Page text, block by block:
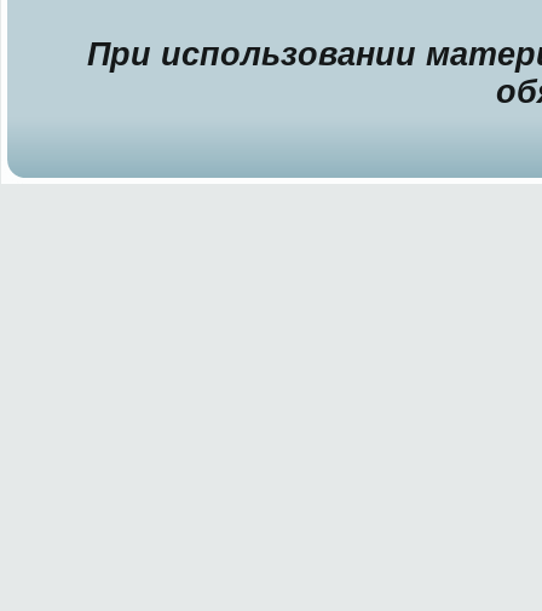
При использовании